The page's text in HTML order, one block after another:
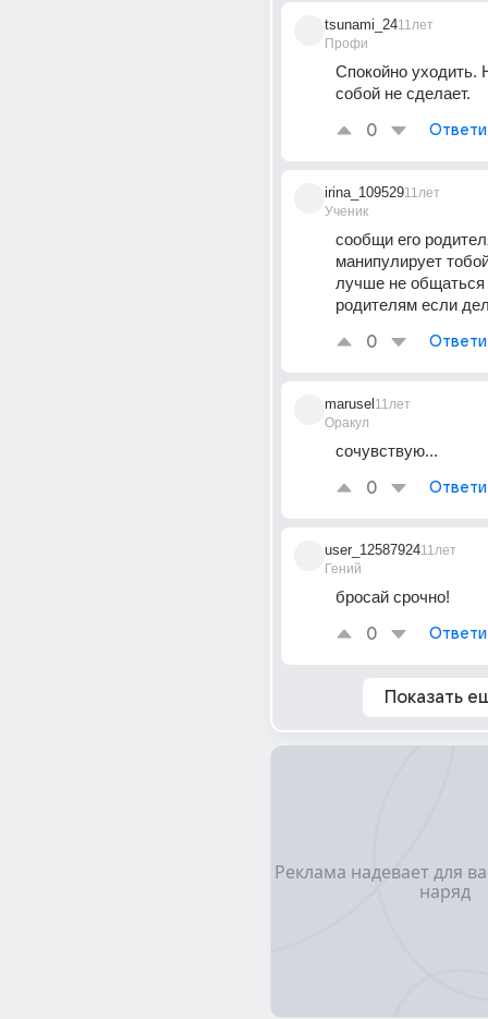
tsunami_24
Профи
11лет
Спокойно уходить.
собой не сделает.
0
irina_109529
Ученик
11лет
сообщи его
манипулирует
лучше не
родителям если
0
marusel
Оракул
11лет
сочувствую...
0
user_12587924
Гений
11лет
бросай срочно!
0
Показать